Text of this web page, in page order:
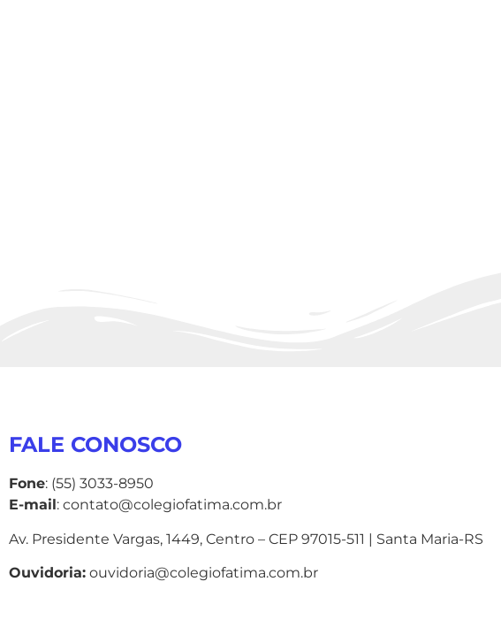
FALE CONOSCO
Fone: (55) 3033-8950
E-mail: contato@colegiofatima.com.br
Av. Presidente Vargas, 1449, Centro – CEP 97015-511 | Santa Maria-RS
Ouvidoria: ouvidoria@colegiofatima.com.br